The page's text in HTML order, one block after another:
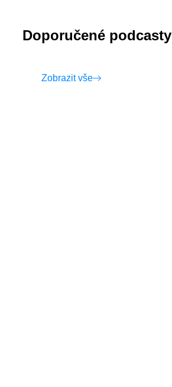
Doporučené podcasty
Zobrazit vše